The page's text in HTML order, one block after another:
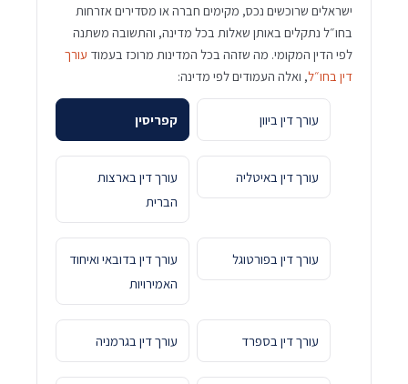
ישראלים שרוכשים נכס, מקימים חברה או מסדירים אזרחות
בחו״ל נתקלים באותן שאלות בכל מדינה, והתשובה משתנה
לפי הדין המקומי. מה שזהה בכל המדינות מרוכז בעמוד עורך
דין בחו״ל, ואלה העמודים לפי מדינה:
עורך דין ביוון קפריסין
עורך דין באיטליה
עורך דין בארצות
הברית
עורך דין בפורטוגל
עורך דין בדובאי ואיחוד
האמירויות
עורך דין בספרד עורך דין בגרמניה